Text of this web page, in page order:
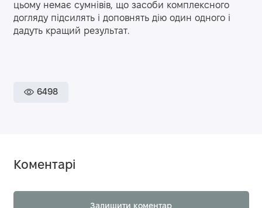
цьому немає сумнівів, що засоби комплексного
догляду підсилять і доповнять дію один одного і
дадуть кращий результат.
6498
Коментарі